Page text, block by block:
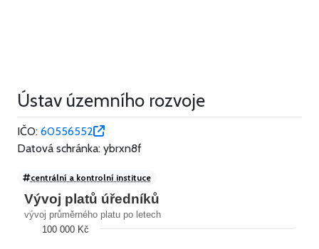
Ústav územního rozvoje
IČO: 60556552
Datová schránka: ybrxn8f
centrální a kontrolní instituce
Vývoj platů úředníků
vývoj průměrného platu po letech
100 000 Kč